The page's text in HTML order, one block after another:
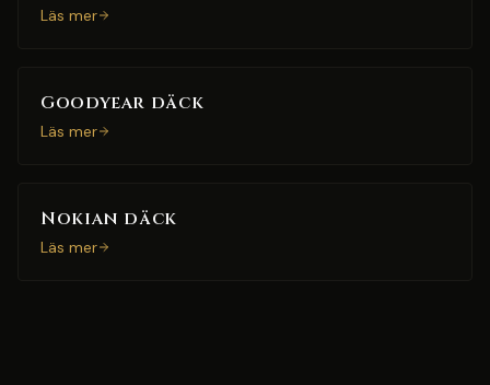
Läs mer
Goodyear däck
Läs mer
Nokian däck
Läs mer